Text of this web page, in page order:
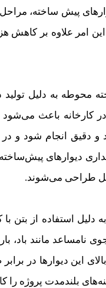
پیش ساخته،
امر علاوه بر کاهش
محوطه به دلیل
در کارخانه باعث
و دقیق انجام شود و
دیوارهای پیش‌ساخته
طراحی می‌شوند.
استفاده از بتن با
نامساعد مانند
بالای این دیوارها در
بلندمدت پروژه را